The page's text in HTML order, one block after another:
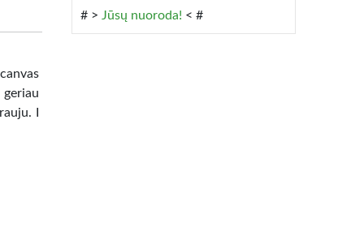
I
# > Jūsų nuoroda! < #